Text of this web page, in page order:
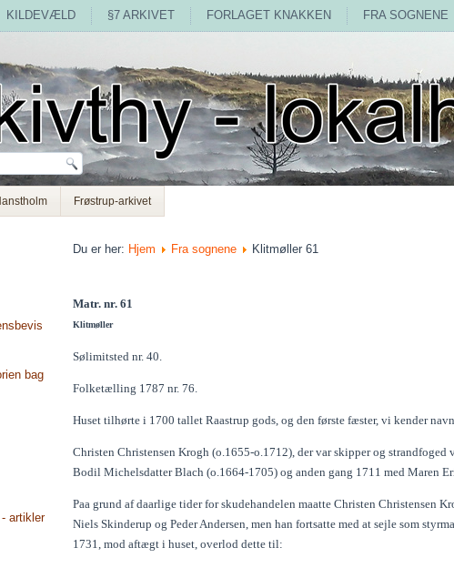
KILDEVÆLD §7 ARKIVET FORLAGET KNAKKEN FRA SOGNENE
Frøstrup-arkivet
bag
artikler
Du er her: Hjem Fra sognene Klitmøller 61
Matr. nr. 61
Klitmøller
Sølimitsted nr. 40.
Folketælling 1787 nr. 76.
Huset tilhørte i 1700 tallet Raastrup gods, og den første fæster, vi kender
Christen Christensen Krogh (o.1655-o.1712), der var skipper og
Bodil Michelsdatter Blach (o.1664-1705) og anden gang 1711 med Maren
Paa grund af daarlige tider for skudehandelen maatte Christen Christensen
Niels Skinderup og Peder Andersen, men han fortsatte med at sejle som
1731, mod aftægt i huset, overlod dette til: